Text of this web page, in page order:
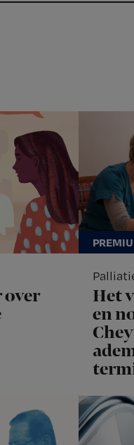
over
Het
en